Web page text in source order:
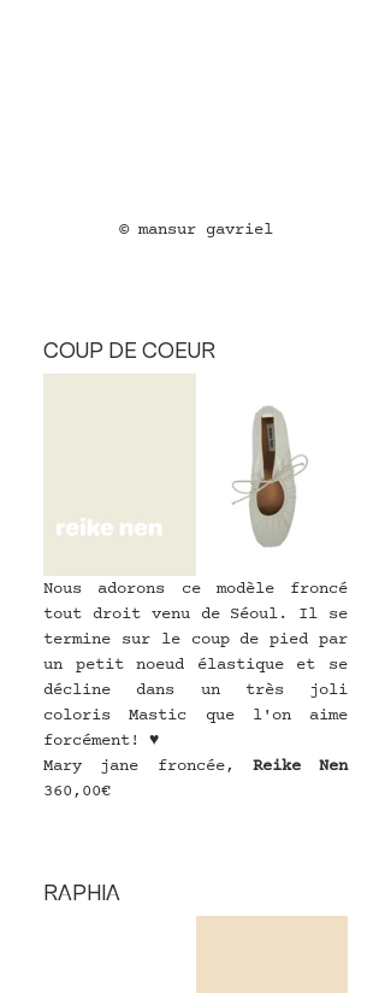
© mansur gavriel
COUP DE COEUR
Nous adorons ce modèle froncé
tout droit venu de Séoul. Il se
termine sur le coup de pied par
un petit noeud élastique et se
décline dans un très joli
coloris Mastic que l'on aime
forcément! ♥
Mary jane froncée, Reike Nen
360,00€
RAPHIA